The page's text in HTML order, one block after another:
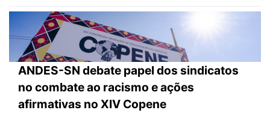
ANDES-SN debate papel dos sindicatos
no combate ao racismo e ações
afirmativas no XIV Copene